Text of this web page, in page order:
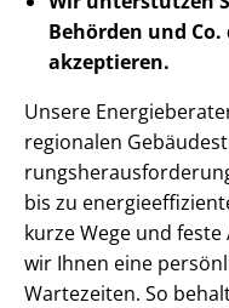
Behörden und
akzeptieren.
Unsere
regionalen
bis zu
kurze Wege und
wir Ihnen eine
Wartezeiten. So